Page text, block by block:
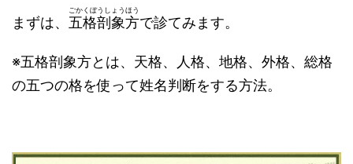
まずは、 五格剖象方
ごかくぼうしょうほう
で診てみます。
※五格剖象方とは、天格、人格、地格、外格、総格
の五つの格を使って姓名判断をする方法。